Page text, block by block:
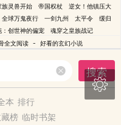
灵兽开始 帝国权杖
逆女！他镇压大
全球万鬼夜行 一剑九州 太平令
缓归
：创世神的偏宠
魂穿之皇族战记
全文阅读 - 好看的玄幻小说
搜索
本 排行
榜 临时书架
